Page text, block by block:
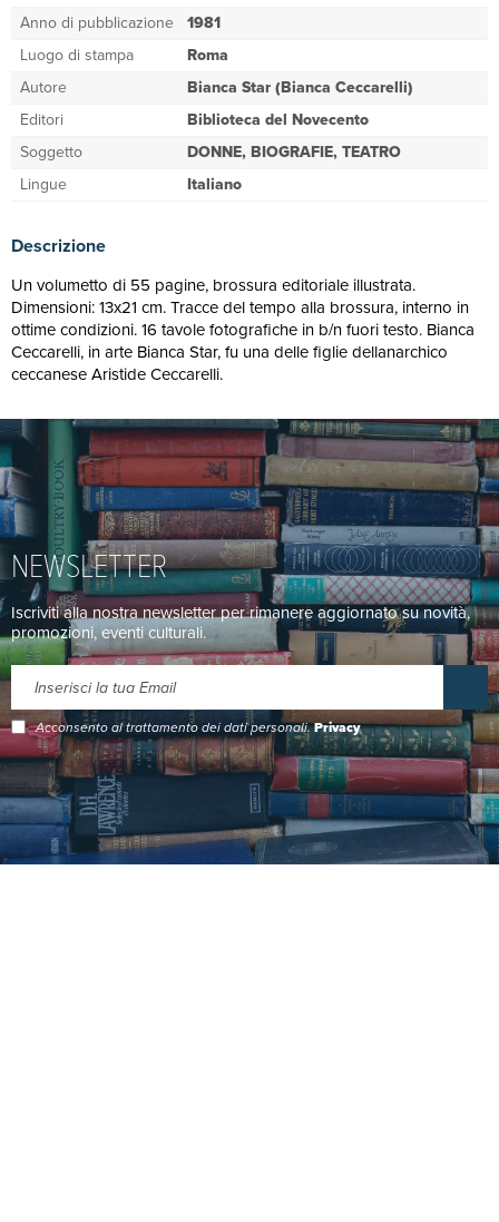
Anno di pubblicazione 1981
Luogo di stampa
Roma
Autore
Bianca Star (Bianca Ceccarelli)
Editori
Biblioteca del Novecento
Soggetto
DONNE, BIOGRAFIE, TEATRO
Lingue
Italiano
Descrizione
Un volumetto di 55 pagine, brossura editoriale illustrata.
Dimensioni: 13x21 cm. Tracce del tempo alla brossura, interno in
ottime condizioni. 16 tavole fotografiche in b/n fuori testo. Bianca
Ceccarelli, in arte Bianca Star, fu una delle figlie dellanarchico
ceccanese Aristide Ceccarelli.
NEWSLETTER
Iscriviti alla nostra newsletter per rimanere aggiornato su novità,
promozioni, eventi culturali.
Acconsento al trattamento dei dati personali.Privacy